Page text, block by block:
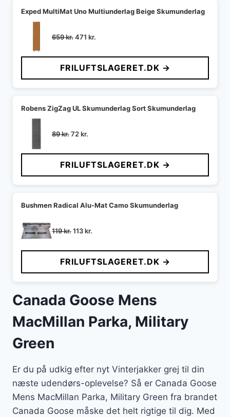
Exped MultiMat Uno Multiunderlag Beige Skumunderlag
659kr.Den
pris
var:
659 kr..
471 kr.
pris
er:
471 kr..
FRILUFTSLAGERET.DK →
Robens ZigZag UL Skumunderlag Sort Skumunderlag
89kr.Den
pris
var:
89 kr..
72kr.
pris
er:
72 kr..
FRILUFTSLAGERET.DK →
Bushmen Radical Alu-Mat Camo Skumunderlag
119kr.Den
pris
var:
119 kr..
113kr.
pris
er:
113 kr..
FRILUFTSLAGERET.DK →
Canada Goose Mens
MacMillan Parka, Military
Green
Er du på udkig efter nyt Vinterjakker grej til din
næste udendørs-oplevelse? Så er Canada Goose
Mens MacMillan Parka, Military Green fra brandet
Canada Goose måske det helt rigtige til dig. Med